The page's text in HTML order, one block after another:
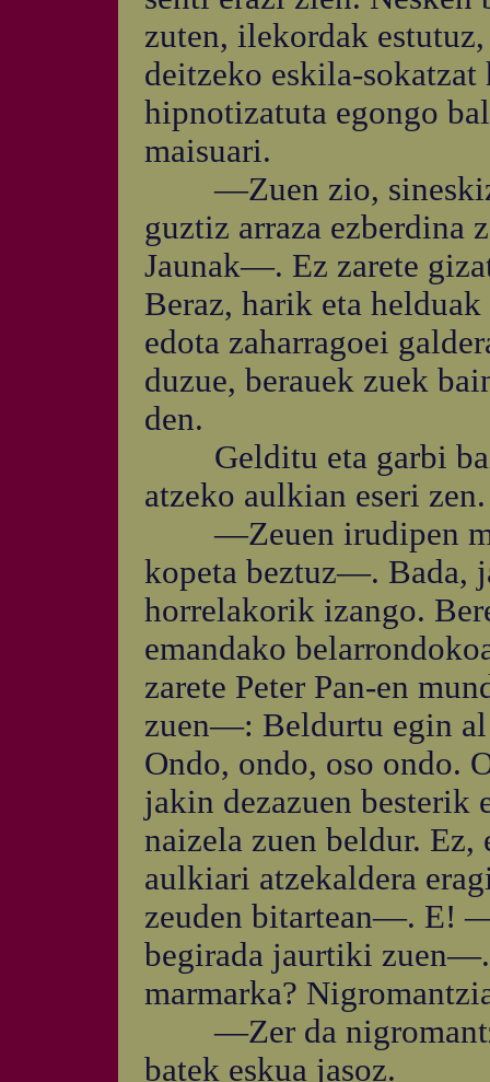
zuten, ilekordak
deitzeko eskila-
hipnotizatuta egongo
maisuari.
—Zuen zio,
guztiz arraza ezberdina
Jaunak—. Ez zarete
Beraz, harik eta
edota zaharragoei
duzue, berauek zuek
den.
Gelditu eta garbi
atzeko aulkian eseri zen.
—Zeuen irudipen
kopeta beztuz—. Bada,
horrelakorik izango.
emandako
zarete Peter Pan-en
zuen—: Beldurtu egin
Ondo, ondo, oso ondo.
jakin dezazuen besterik
naizela zuen beldur.
aulkiari atzekaldera
zeuden bitartean—. E!
begirada jaurtiki zuen—.
marmarka?
—Zer da
batek eskua jasoz.